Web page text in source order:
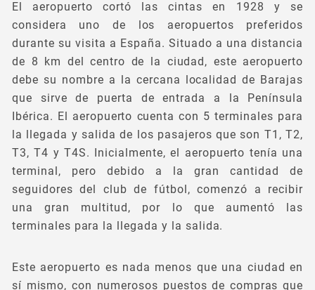
El aeropuerto cortó las cintas en 1928 y se
considera uno de los aeropuertos preferidos
durante su visita a España. Situado a una distancia
de 8 km del centro de la ciudad, este aeropuerto
debe su nombre a la cercana localidad de Barajas
que sirve de puerta de entrada a la Península
Ibérica. El aeropuerto cuenta con 5 terminales para
la llegada y salida de los pasajeros que son T1, T2,
T3, T4 y T4S. Inicialmente, el aeropuerto tenía una
terminal, pero debido a la gran cantidad de
seguidores del club de fútbol, comenzó a recibir
una gran multitud, por lo que aumentó las
terminales para la llegada y la salida.
Este aeropuerto es nada menos que una ciudad en
sí mismo, con numerosos puestos de compras que